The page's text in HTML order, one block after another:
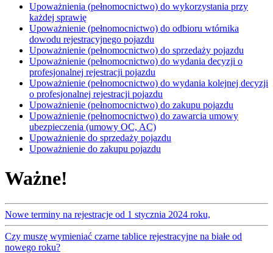
Upoważnienia (pełnomocnictwo) do wykorzystania przy
każdej sprawię
Upoważnienie (pełnomocnictwo) do odbioru wtórnika
dowodu rejestracyjnego pojazdu
Upoważnienie (pełnomocnictwo) do sprzedaży pojazdu
Upoważnienie (pełnomocnictwo) do wydania decyzji o
profesjonalnej rejestracji pojazdu
Upoważnienie (pełnomocnictwo) do wydania kolejnej decyzji
o profesjonalnej rejestracji pojazdu
Upoważnienie (pełnomocnictwo) do zakupu pojazdu
Upoważnienie (pełnomocnictwo) do zawarcia umowy
ubezpieczenia (umowy OC, AC)
Upoważnienie do sprzedaży pojazdu
Upoważnienie do zakupu pojazdu
Ważne!
Nowe terminy na rejestracje od 1 stycznia 2024 roku,
Czy muszę wymieniać czarne tablice rejestracyjne na białe od
nowego roku?